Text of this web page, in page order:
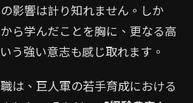
影響は計り知れません。しか
ら学んだことを胸に、更なる高
う強い意志も感じ取れます。
は、巨人軍の若手育成における